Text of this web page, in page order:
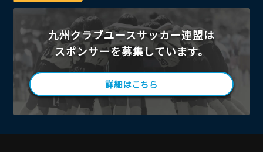
九州クラブユースサッカー連盟は
スポンサーを募集しています。
詳細はこちら